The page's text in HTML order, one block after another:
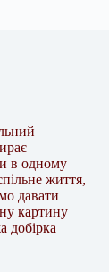
в одному
життя,
давати
картину
добірка